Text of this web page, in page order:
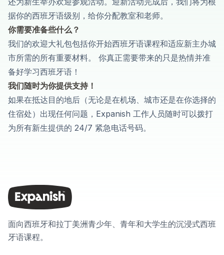
据你的西班牙语级别，给你分配教室和老师。
你需要准备些什么？
我们的欢迎大礼包包括你开始西班牙语课程和适应新主办城
市所需的所有重要材料。 你真正需要带来的只是热情并准
备好学习西班牙语！
我们随时为你提供支持！
如果在抵达目的地后（无论是在机场、城市还是在你选择的
住宿处）出现任何问题，Expanish 工作人员随时可以拨打
为所有新生提供的 24/7 紧急电话号码。
面向西班牙和拉丁美洲青少年、青年和大学生的沉浸式西班
牙语课程。